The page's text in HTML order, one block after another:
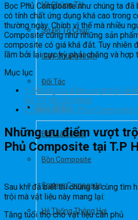
Về Chúng Tôi
Sơ Đồ Tổ Chức
Giấy Chứng Nhận
Đối Tác
Sản phẩm
Bồn Lắp Ghép
Bồn Composite
Grating Composite
Hệ Thống Thông Hơi
Bọc Phủ Composite như chúng ta
có tính chất ứng dụng khá cao trong
thường ngày. Chính vì thế mà nhiều
Composite cũng như những sản
composite có giá khá đắt. Tuy nhiên
lầm bởi lại cực kỳ phải chăng và hợp
Mục lục
1. Những ưu điểm vượt trội về
tại T.P Hồ Chí Minh
2. Báo giá Bọc Phủ Composite
Những ưu điểm vượt
Phủ Composite tại T.P
Sau khi đã biết thì chúng ta cùng tìm
trội mà vật liệu này mang lại:
Tăng tuổi thọ cho vật liệu cần phủ